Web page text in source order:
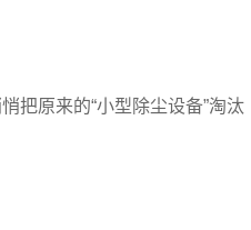
把原来的“小型除尘设备”淘汰